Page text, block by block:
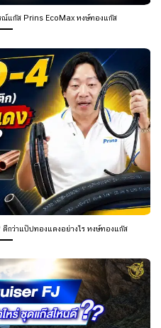
แก๊ส Prins EcoMax หงษ์ทองแก๊ส
กว่าแป๊ปทองแดงอย่างไร หงษ์ทองแก๊ส